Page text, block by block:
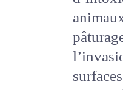
Risques